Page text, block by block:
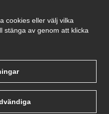
cookies eller välj vilka
stänga av genom att klicka